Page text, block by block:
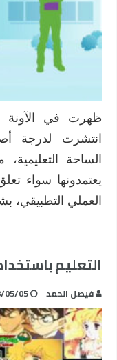
ظهرت في الآونة
انتشرت لدرجة
الساحة
يعتمدونها سواء
العملي التطبيقي،
التعليم
فيصل الحمد 05/05